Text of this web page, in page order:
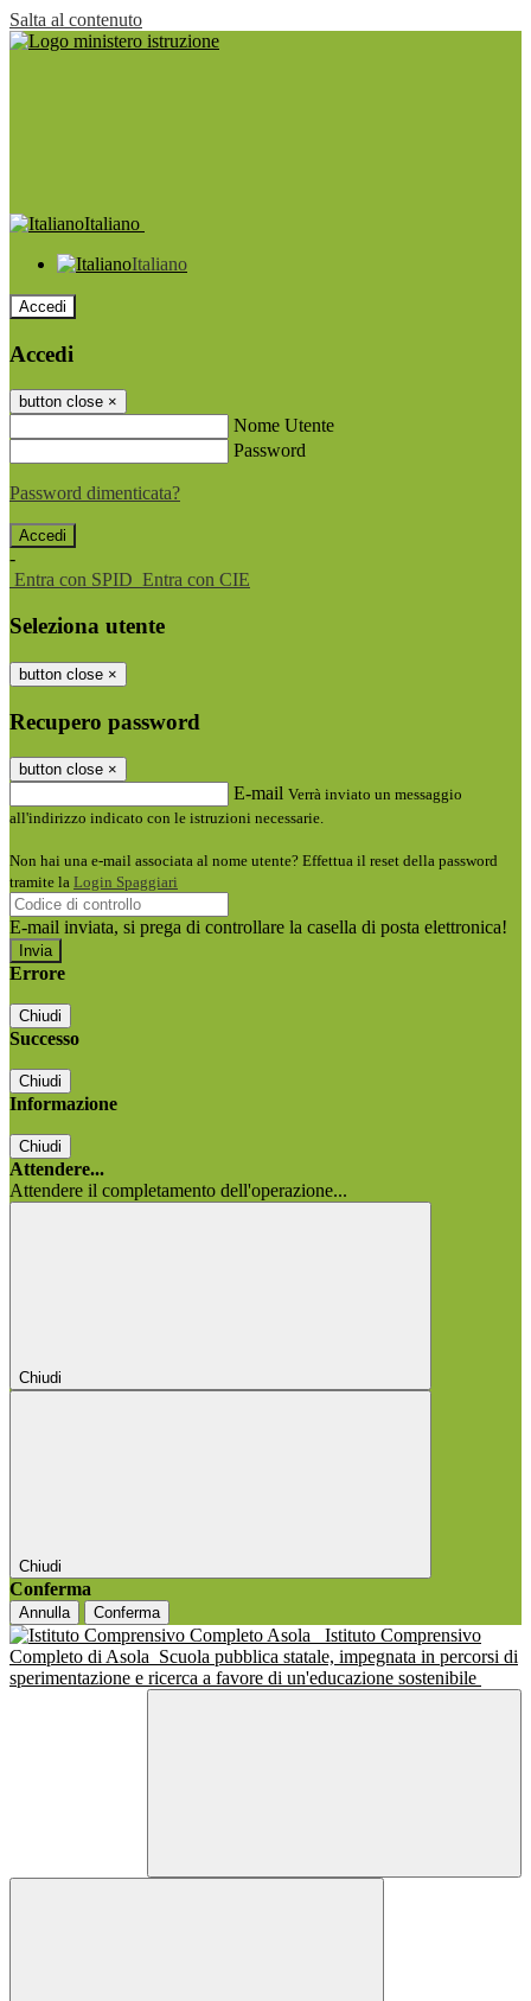
Salta al contenuto
Italiano
Italiano
Accedi
Accedi
button close ×
Nome Utente
Password
Password dimenticata?
-
Entra con SPID Entra con CIE
Seleziona utente
button close ×
Recupero password
button close ×
E-mail Verrà inviato un messaggio
all'indirizzo indicato con le istruzioni necessarie.
Non hai una e-mail associata al nome utente? Effettua il reset della password
tramite la Login Spaggiari
E-mail inviata, si prega di controllare la casella di posta elettronica!
Errore
Chiudi
Successo
Chiudi
Informazione
Chiudi
Attendere...
Attendere il completamento dell'operazione...
Chiudi
Chiudi
Conferma
Annulla Conferma
Istituto Comprensivo
Completo di Asola Scuola pubblica statale, impegnata in percorsi di
sperimentazione e ricerca a favore di un'educazione sostenibile